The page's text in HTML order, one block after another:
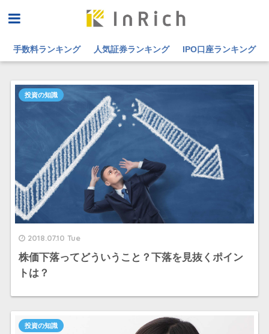
手数料ランキング 人気証券ランキング IPO口座ランキング
2018.07.10 Tue
株価下落ってどういうこと？下落を見抜くポイン
トは？
投資の知識
投資の知識